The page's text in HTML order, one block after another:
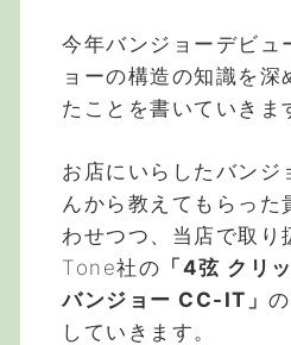
今年バンジョーデビュ
ョーの構造の知識を深
たことを書いていきま
お店にいらしたバンジ
んから教えてもらった
わせつつ、当店で取り
Tone社の 「4弦 クリ
バンジョー CC-IT」
していきます。